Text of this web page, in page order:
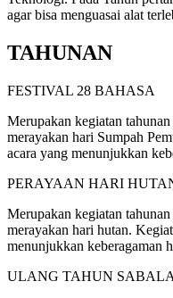
agar bisa menguasai alat
TAHUNAN
FESTIVAL 28 BAHASA
Merupakan kegiatan
merayakan hari Sumpah
acara yang menunjukkan
PERAYAAN HARI
Merupakan kegiatan
merayakan hari hutan.
menunjukkan keberagaman
ULANG TAHUN